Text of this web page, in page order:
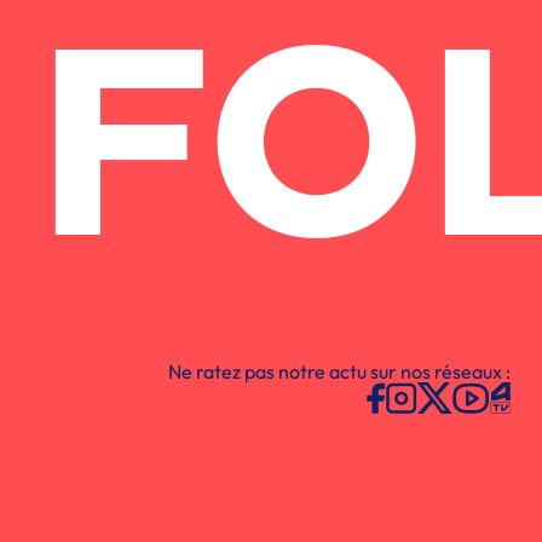
Ne ratez pas notre actu sur nos réseaux :